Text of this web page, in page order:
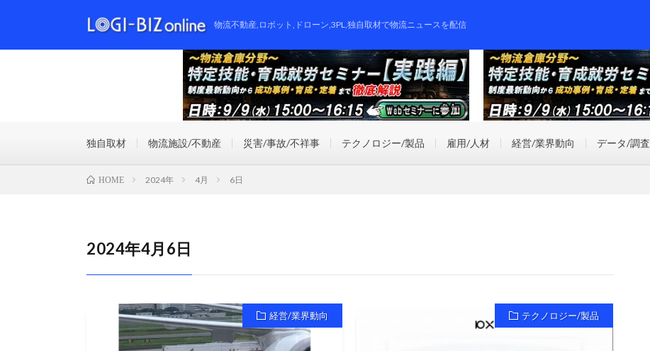
物流不動産,ロボット,ドローン,3PL,独自取材で物流ニュースを配信
独自取材 物流施設/不動産 災害/事故/不祥事 テクノロジー/製品 雇用/人材 経営/業界動向 データ/調査
HOME 2024年 4月 6日
2024年4月6日
経営/業界動向 テクノロジー/製品